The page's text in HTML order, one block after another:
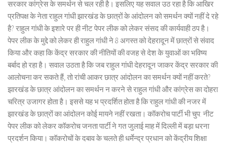
सरकार कांग्रेस के समर्थन से चल रही है। इसलिए यह सवाल उठ रहा है कि आखिर
प्रतिपक्ष के नेता राहुल गांधी झारखंड के छात्रों के आंदोलन को समर्थन क्यों नहीं दे रहे
है? राहुल गांधी के इशारे पर ही नीट पेपर लीक को लेकर संसद की कार्यवाही ठप है।
पेपर लीक के मुद्दे को लेकर ही राहुल गांधी ने 8 अगस्त को देहरादून में छात्रों से संवाद
किया और कहा कि केंद्र सरकार की नीतियों की वजह से देश के युवाओं का भविष्य
बर्बाद हो रहा है। सवाल उठता है कि जब राहुल गांधी देहरादून जाकर केंद्र सरकार की
आलोचना कर सकते हैं, तो रांची आकर छात्र आंदोलन का समर्थन क्यों नहीं करते?
झारखंड के छात्र आंदोलन का समर्थन न करने से राहुल गांधी और कांग्रेस का दोहरा
चरित्र उजागर होता है। इससे यह भ प्रदर्शित होता है कि राहुल गांधी की नजर में
झारखंड के छात्रों का आंदोलन कोई मायने नहीं रखता। कॉकरोच पार्टी भी चुप: नीट
पेपर लीक को लेकर कॉकरोच जनता पार्टी ने गत जुलाई माह में दिल्ली में बड़ा धरना
प्रदर्शन किया। कॉकरोचों के दबाव के चलते ही धर्मेन्द्र प्रधान को केंद्रीय शिक्षा